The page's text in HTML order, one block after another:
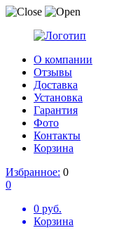
О компании
Отзывы
Доставка
Установка
Гарантия
Фото
Контакты
Корзина
Избранное: 0
0
0 руб.
Корзина